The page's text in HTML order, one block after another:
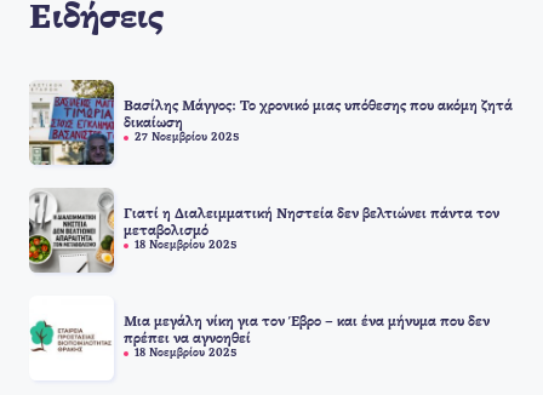
Ειδήσεις
Βασίλης Μάγγος: Το χρονικό μιας υπόθεσης που ακόμη ζητά
δικαίωση
27 Νοεμβρίου 2025
Γιατί η Διαλειμματική Νηστεία δεν βελτιώνει πάντα τον
μεταβολισμό
18 Νοεμβρίου 2025
Μια μεγάλη νίκη για τον Έβρο – και ένα μήνυμα που δεν
πρέπει να αγνοηθεί
18 Νοεμβρίου 2025